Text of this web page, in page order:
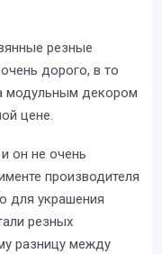
резные
дорого, в то
модульным декором
цене.
он не очень
производителя
для украшения
резных
разницу между